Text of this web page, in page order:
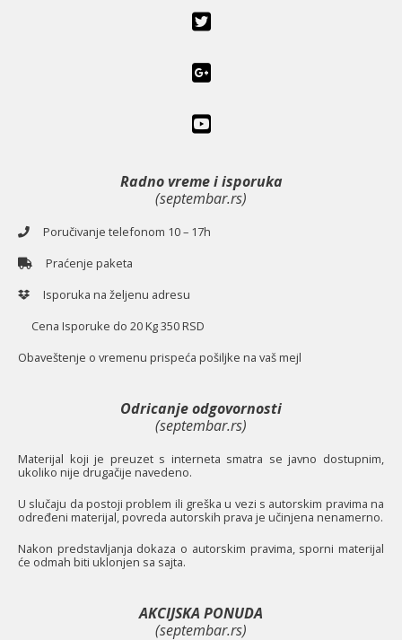
Radno vreme i isporuka
(septembar.rs)
Poručivanje telefonom 10 – 17h
Praćenje paketa
Isporuka na željenu adresu
Cena Isporuke do 20 Kg 350 RSD
Obaveštenje o vremenu prispeća pošiljke na vaš mejl
Odricanje odgovornosti
(septembar.rs)
Materijal koji je preuzet s interneta smatra se javno dostupnim,
ukoliko nije drugačije navedeno.
U slučaju da postoji problem ili greška u vezi s autorskim pravima na
određeni materijal, povreda autorskih prava je učinjena nenamerno.
Nakon predstavljanja dokaza o autorskim pravima, sporni materijal
će odmah biti uklonjen sa sajta.
AKCIJSKA PONUDA
(septembar.rs)